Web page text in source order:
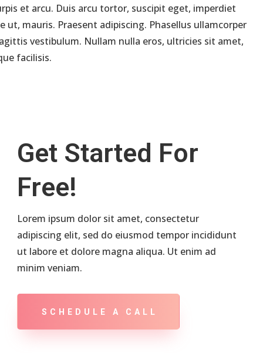
et arcu. Duis arcu tortor, suscipit eget, imperdiet
mauris. Praesent adipiscing. Phasellus ullamcorper
vestibulum. Nullam nulla eros, ultricies sit amet,
facilisis.
Get Started For
Free!
Lorem ipsum dolor sit amet, consectetur
adipiscing elit, sed do eiusmod tempor incididunt
ut labore et dolore magna aliqua. Ut enim ad
minim veniam.
SCHEDULE A CALL